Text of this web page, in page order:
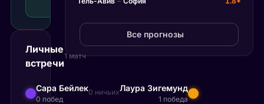
Личные
встречи
1 матч
Сара Бейлек
0 побед
0 ничьихЛаура Зигемунд
1 победа
Все прогнозы